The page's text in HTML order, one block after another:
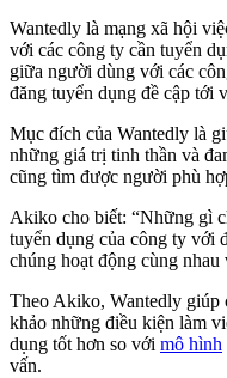
Wantedly là mạng xã hội
với các công ty cần tuyển
giữa người dùng với các
đăng tuyển dụng đề cập tới
Mục đích của Wantedly là
những giá trị tinh thần và
cũng tìm được người phù
Akiko cho biết: “Những gì
tuyển dụng của công ty với
chúng hoạt động cùng nhau
Theo Akiko, Wantedly giúp
khảo những điều kiện làm
dụng tốt hơn so với mô hình
vấn.